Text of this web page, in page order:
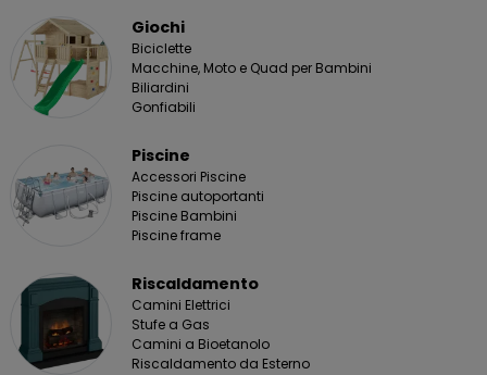
Giochi
Biciclette
Macchine, Moto e Quad per Bambini
Biliardini
Gonfiabili
Piscine
Accessori Piscine
Piscine autoportanti
Piscine Bambini
Piscine frame
Riscaldamento
Camini Elettrici
Stufe a Gas
Camini a Bioetanolo
Riscaldamento da Esterno